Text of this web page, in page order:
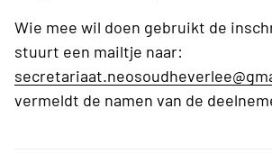
Wie mee wil doen gebruikt de
stuurt een mailtje naar:
vermeldt de namen van de